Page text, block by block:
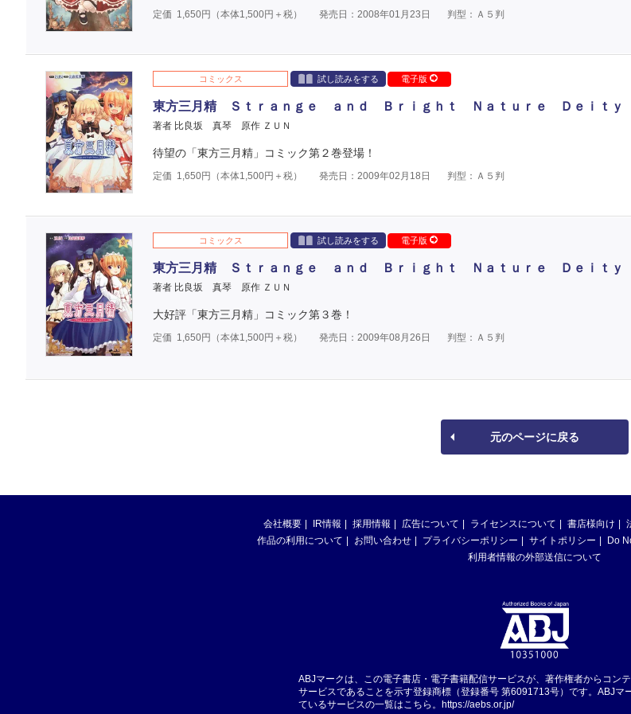
定価 1,650円（本体1,500円＋税） 発売日：2008年01月23日 判型：Ａ５判
コミックス 試し読みをする 電子版
東方三月精 Ｓｔｒａｎｇｅ ａｎｄ Ｂｒｉｇｈｔ Ｎａｔｕｒｅ Ｄｅｉｔｙ
著者 比良坂 真琴 原作 ＺＵＮ
待望の「東方三月精」コミック第２巻登場！
定価 1,650円（本体1,500円＋税） 発売日：2009年02月18日 判型：Ａ５判
コミックス 試し読みをする 電子版
東方三月精 Ｓｔｒａｎｇｅ ａｎｄ Ｂｒｉｇｈｔ Ｎａｔｕｒｅ Ｄｅｉｔｙ
著者 比良坂 真琴 原作 ＺＵＮ
大好評「東方三月精」コミック第３巻！
定価 1,650円（本体1,500円＋税） 発売日：2009年08月26日 判型：Ａ５判
元のページに戻る
会社概要 IR情報 採用情報 広告について ライセンスについて 書店様向け
作品の利用について
お問い合わせ プライバシーポリシー サイトポリシー
Do
利用者情報の外部送信について
ABJマークは、この電子書店・電子書籍配信サービスが、著作権者からコン
サービスであることを示す登録商標（登録番号 第6091713号）です。ABJマ
ているサービスの一覧はこちら。 https://aebs.or.jp/